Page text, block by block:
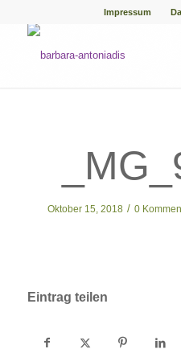
Impressum
Oktober 15, 2018 / 0
Eintrag teilen